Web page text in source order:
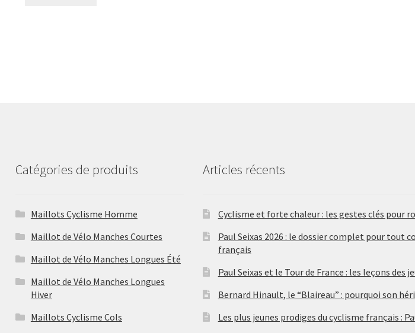
Catégories de produits
Maillots Cyclisme Homme
Maillot de Vélo Manches Courtes
Maillot de Vélo Manches Longues Été
Maillot de Vélo Manches Longues
Hiver
Maillots Cyclisme Cols
Articles récents
Cyclisme et forte chaleur : les gestes clés pour
Paul Seixas 2026 : le dossier complet pour tout
français
Paul Seixas et le Tour de France : les leçons des
Bernard Hinault, le “Blaireau” : pourquoi son
Les plus jeunes prodiges du cyclisme français :